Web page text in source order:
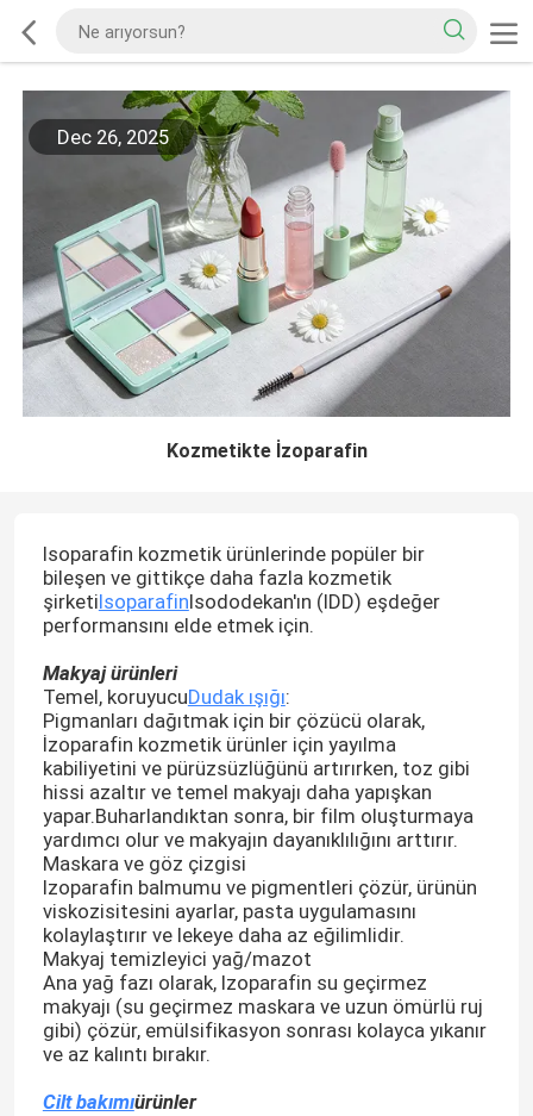
Dec 26, 2025
Kozmetikte İzoparafin
Isoparafin kozmetik ürünlerinde popüler bir
bileşen ve gittikçe daha fazla kozmetik
şirketiIsoparafinIsododekan'ın (IDD) eşdeğer
performansını elde etmek için.
Makyaj ürünleri
Temel, koruyucuDudak ışığı:
Pigmanları dağıtmak için bir çözücü olarak,
İzoparafin kozmetik ürünler için yayılma
kabiliyetini ve pürüzsüzlüğünü artırırken, toz gibi
hissi azaltır ve temel makyajı daha yapışkan
yapar.Buharlandıktan sonra, bir film oluşturmaya
yardımcı olur ve makyajın dayanıklılığını arttırır.
Maskara ve göz çizgisi
Izoparafin balmumu ve pigmentleri çözür, ürünün
viskozisitesini ayarlar, pasta uygulamasını
kolaylaştırır ve lekeye daha az eğilimlidir.
Makyaj temizleyici yağ/mazot
Ana yağ fazı olarak, Izoparafin su geçirmez
makyajı (su geçirmez maskara ve uzun ömürlü ruj
gibi) çözür, emülsifikasyon sonrası kolayca yıkanır
ve az kalıntı bırakır.
Cilt bakımıürünler